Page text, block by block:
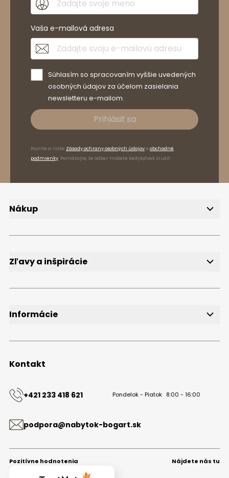
Vaša e-mailová adresa
Súhlasím so spracovaním vyššie uvedených
osobných údajov za účelom zasielania
newsletteru e-mailom.
Prihlásiť sa
Pozrite si naše Zásady ochrany osobných údajova obchodné
podmienky. Pamätajte, že odber môžete kedykoľvek zrušiť.
Nákup
Spôsoby platby
FAQ
Zľavy a inšpirácie
Bezplatné vzorky
Informácie
Obchodné podmienky
Kontakt
Kontakt
+421 233 418 621 Pondelok - Piatok 8:00 - 16:00
podpora@nabytok-bogart.sk
Pozitívne hodnotenia Nájdete nás tu